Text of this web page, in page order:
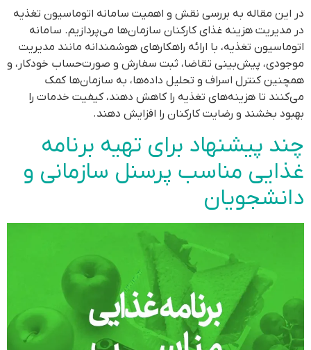
در این مقاله به بررسی نقش و اهمیت سامانه اتوماسیون تغذیه
در مدیریت هزینه غذای کارکنان سازمان‌ها می‌پردازیم. سامانه
اتوماسیون تغذیه، با ارائه راهکارهای هوشمندانه مانند مدیریت
موجودی، پیش‌بینی تقاضا، ثبت سفارش و صورت‌حساب خودکار، و
همچنین کنترل اسراف و تحلیل داده‌ها، به سازمان‌ها کمک
می‌کنند تا هزینه‌های تغذیه را کاهش دهند، کیفیت خدمات را
بهبود بخشند و رضایت کارکنان را افزایش دهند.
چند پیشنهاد برای تهیه برنامه
غذایی مناسب پرسنل سازمانی و
دانشجویان